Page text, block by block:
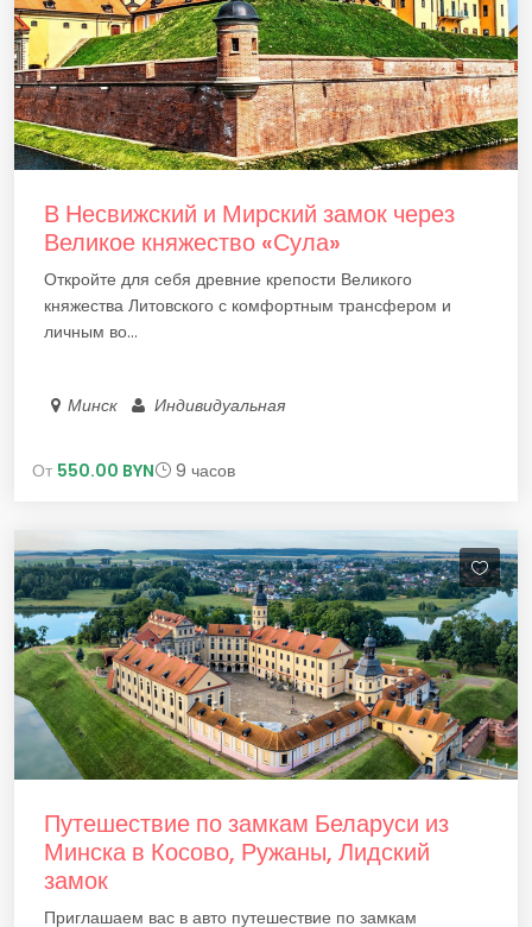
В Несвижский и Мирский замок через
Великое княжество «Сула»
Откройте для себя древние крепости Великого
княжества Литовского с комфортным трансфером и
личным во...
Минск Индивидуальная
От 550.00 BYN 9 часов
Путешествие по замкам Беларуси из
Минска в Косово, Ружаны, Лидский
замок
Приглашаем вас в авто путешествие по замкам